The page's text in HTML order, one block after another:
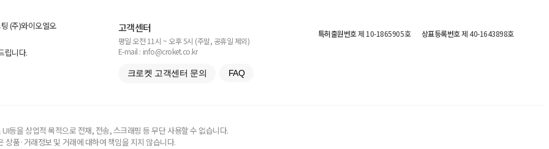
(주)와이오엘오
립니다.
고객센터
평일 오전 11시 ~ 오후 5시 (주말, 공휴일 제외)
E-mail : info@croket.co.kr
크로켓 고객센터 문의 FAQ
특허출원번호제 10-1865905호 상표등록번호제 40-1643898호
등을 상업적 목적으로 전재, 전송, 스크래핑 등 무단 사용할 수 없습니다.
품·거래정보 및 거래에 대하여 책임을 지지 않습니다.